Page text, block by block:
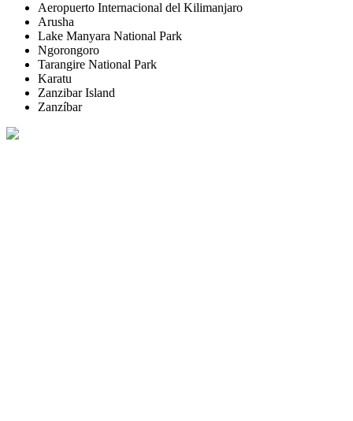
Aeropuerto Internacional del Kilimanjaro
Arusha
Lake Manyara National Park
Ngorongoro
Tarangire National Park
Karatu
Zanzibar Island
Zanzíbar